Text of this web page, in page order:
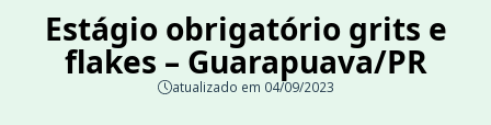
Estágio obrigatório grits e
flakes – Guarapuava/PR
atualizado em 04/09/2023